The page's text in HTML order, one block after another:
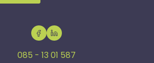
085 - 13 01 587